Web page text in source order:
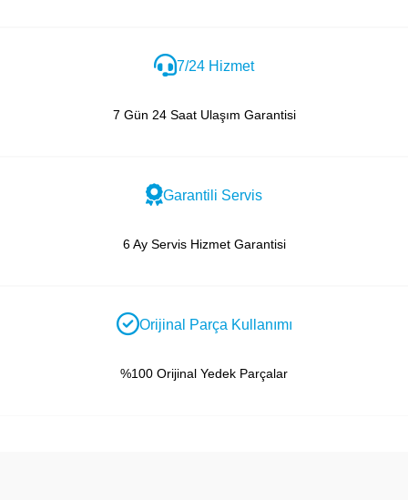
7/24 Hizmet
7 Gün 24 Saat Ulaşım Garantisi
Garantili Servis
6 Ay Servis Hizmet Garantisi
Orijinal Parça Kullanımı
%100 Orijinal Yedek Parçalar